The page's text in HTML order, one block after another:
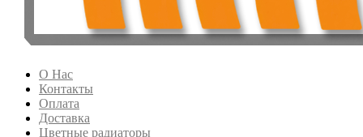
О Нас
Контакты
Оплата
Доставка
Цветные радиаторы